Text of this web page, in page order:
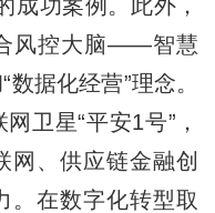
成功案例。此外，
风控大脑——智慧
据化经营”理念。
卫星“平安1号”，
网、供应链金融创
。在数字化转型取